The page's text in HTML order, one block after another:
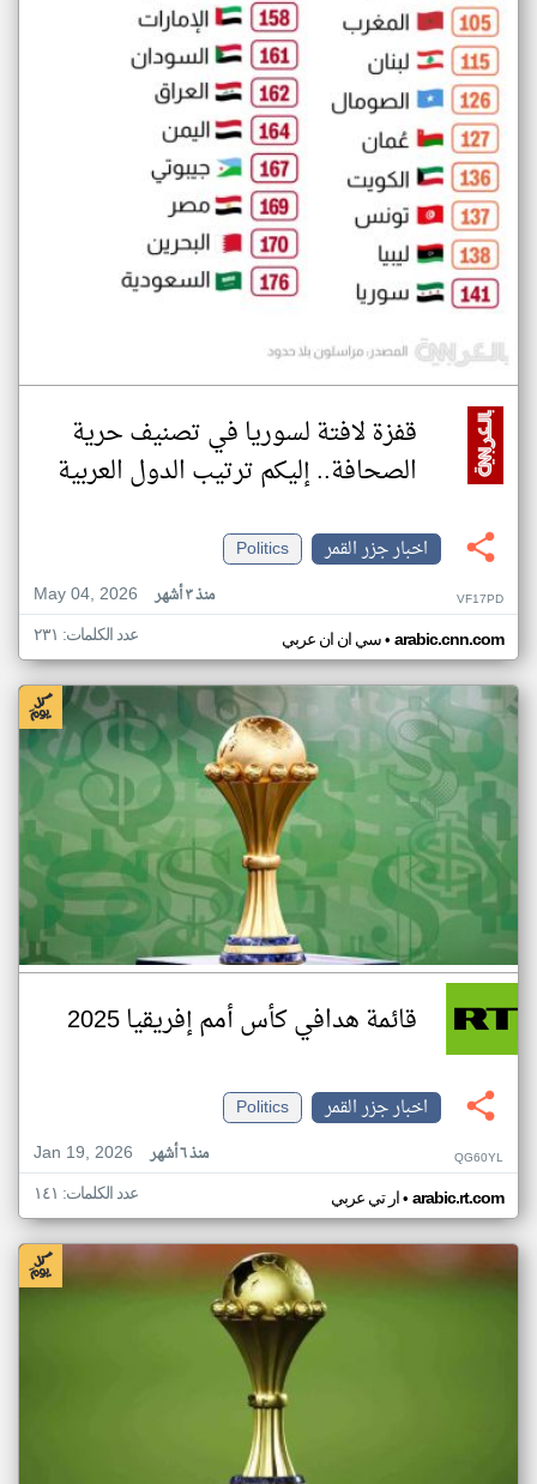
قفزة لافتة لسوريا في تصنيف حرية
الصحافة.. إليكم ترتيب الدول العربية
اخبار جزر القمر
Politics
May 04, 2026
منذ ٣ أشهر VF17PD
سي ان ان عربي• arabic.cnn.com عدد الكلمات: ٢٣١
قائمة هدافي كأس أمم إفريقيا 2025
اخبار جزر القمر
Politics
Jan 19, 2026
منذ ٦ أشهر QG60YL
ار تي عربي• arabic.rt.com عدد الكلمات: ١٤١